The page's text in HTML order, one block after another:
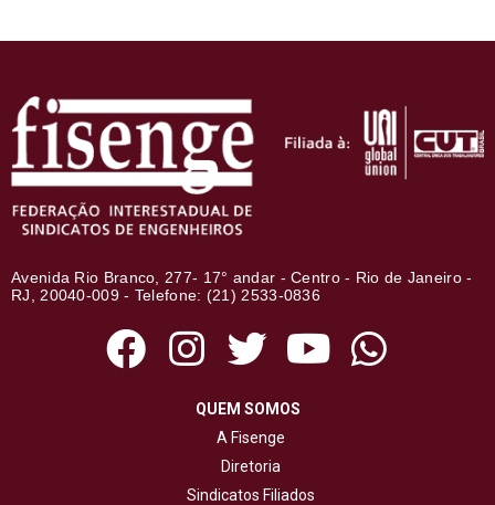
Avenida Rio Branco, 277- 17° andar - Centro - Rio de Janeiro -
RJ, 20040-009 - Telefone: (21) 2533-0836
QUEM SOMOS
A Fisenge
Diretoria
Sindicatos Filiados